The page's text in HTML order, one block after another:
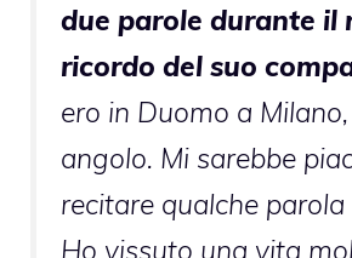
due parole durante il
ricordo del suo
ero in Duomo a
angolo. Mi sarebbe
recitare qualche parola
Ho vissuto una vita